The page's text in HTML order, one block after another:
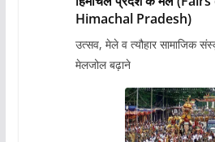
Himachal Pradesh)
उत्सव, मेले व त्यौहार सामाजिक
मेलजोल बढ़ाने